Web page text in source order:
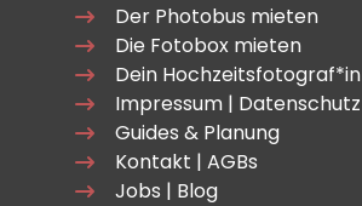
Der Photobus mieten
Die Fotobox mieten
Dein Hochzeitsfotograf*in
Impressum | Datenschutz
Guides & Planung
Kontakt | AGBs
Jobs | Blog